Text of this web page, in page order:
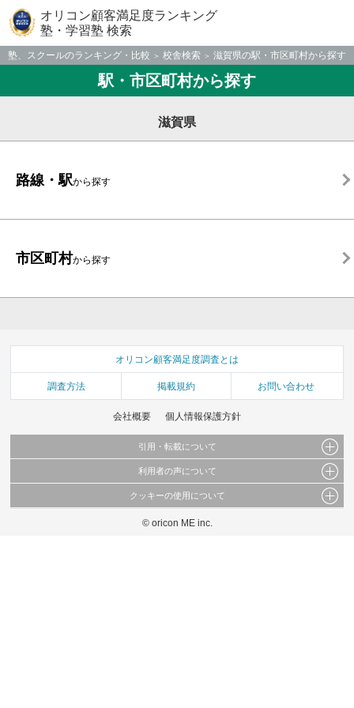
オリコン顧客満足度ランキング
塾・学習塾 検索
塾、スクールのランキング・比較 校舎検索 滋賀県の駅・市区町村から探す
駅・市区町村から探す
滋賀県
路線・駅から探す
市区町村から探す
オリコン顧客満足度調査とは
調査方法 掲載規約 お問い合わせ
会社概要 個人情報保護方針
引用・転載について
当サイトで公開されている情報（文字、写真、イラスト、画像データ等）及びこれらの配
これらの情報を権利者の許可なく無断転載・複製などの二次利用を行うことは固く禁じて
利用者の声について
当サイトに掲載している内容はすべてサービスの利用者が提出された見解・感想です。
弊社の見解・ 意見ではないことをご理解いただいた上でご覧ください。
クッキーの使用について
このサイトでは Cookie を使用して、ユーザーに合わせたコンテンツや広告の表示、ソー
© oricon ME inc.